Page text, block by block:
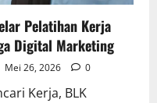
Pelatihan Kerja
Digital Marketing
Mei 26, 2026 0
Kerja, BLK